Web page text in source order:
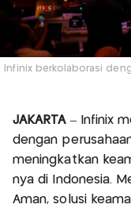
Infinix berkolaborasi
JAKARTA– Infinix
dengan
meningkatkan
nya di Indonesia.
Aman, solusi